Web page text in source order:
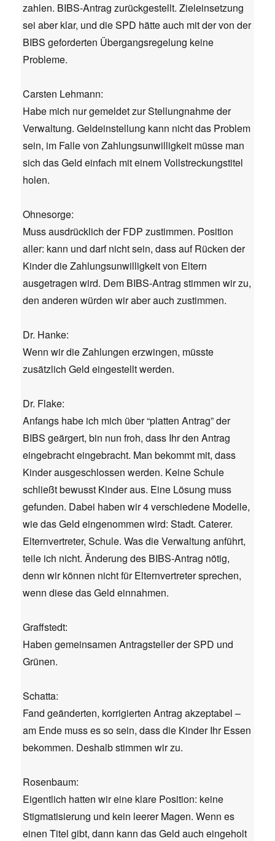
zahlen. BIBS-Antrag zurückgestellt. Zieleinsetzung
sei aber klar, und die SPD hätte auch mit der von der
BIBS geforderten Übergangsregelung keine
Probleme.
Carsten Lehmann:
Habe mich nur gemeldet zur Stellungnahme der
Verwaltung. Geldeinstellung kann nicht das Problem
sein, im Falle von Zahlungsunwilligkeit müsse man
sich das Geld einfach mit einem Vollstreckungstitel
holen.
Ohnesorge:
Muss ausdrücklich der FDP zustimmen. Position
aller: kann und darf nicht sein, dass auf Rücken der
Kinder die Zahlungsunwilligkeit von Eltern
ausgetragen wird. Dem BIBS-Antrag stimmen wir zu,
den anderen würden wir aber auch zustimmen.
Dr. Hanke:
Wenn wir die Zahlungen erzwingen, müsste
zusätzlich Geld eingestellt werden.
Dr. Flake:
Anfangs habe ich mich über “platten Antrag” der
BIBS geärgert, bin nun froh, dass Ihr den Antrag
eingebracht eingebracht. Man bekommt mit, dass
Kinder ausgeschlossen werden. Keine Schule
schließt bewusst Kinder aus. Eine Lösung muss
gefunden. Dabei haben wir 4 verschiedene Modelle,
wie das Geld eingenommen wird: Stadt. Caterer.
Elternvertreter, Schule. Was die Verwaltung anführt,
teile ich nicht. Änderung des BIBS-Antrag nötig,
denn wir können nicht für Elternvertreter sprechen,
wenn diese das Geld einnahmen.
Graffstedt:
Haben gemeinsamen Antragsteller der SPD und
Grünen.
Schatta:
Fand geänderten, korrigierten Antrag akzeptabel –
am Ende muss es so sein, dass die Kinder Ihr Essen
bekommen. Deshalb stimmen wir zu.
Rosenbaum:
Eigentlich hatten wir eine klare Position: keine
Stigmatisierung und kein leerer Magen. Wenn es
einen Titel gibt, dann kann das Geld auch eingeholt